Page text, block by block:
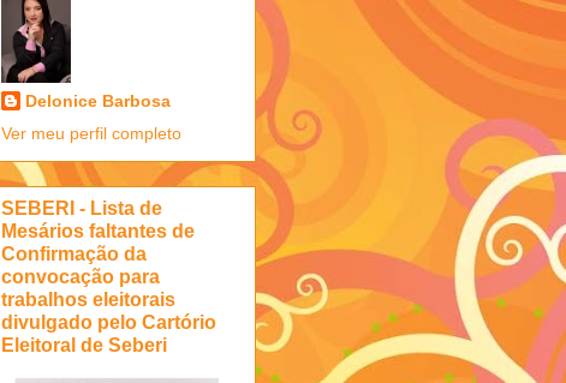
Delonice Barbosa
Ver meu perfil completo
SEBERI - Lista de
Mesários faltantes de
Confirmação da
convocação para
trabalhos eleitorais
divulgado pelo Cartório
Eleitoral de Seberi